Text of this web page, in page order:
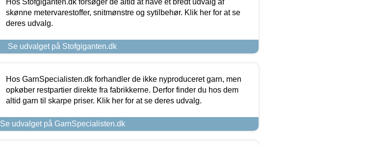
Hos Stofgiganten.dk forsøger de altid at have et bredt udvalg af
skønne metervarestoffer, snitmønstre og sytilbehør. Klik her for at se
deres udvalg.
Se udvalget på Stofgiganten.dk
Hos GarnSpecialisten.dk forhandler de ikke nyproduceret garn, men
opkøber restpartier direkte fra fabrikkerne. Derfor finder du hos dem
altid garn til skarpe priser. Klik her for at se deres udvalg.
Se udvalget på GarnSpecialisten.dk